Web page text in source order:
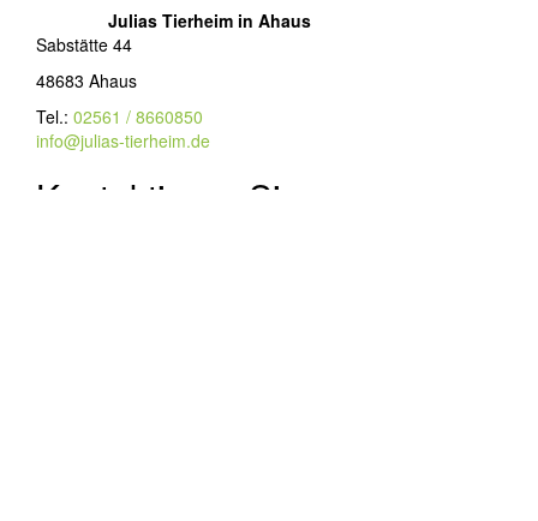
Julias Tierheim in Ahaus
Sabstätte 44
48683 Ahaus
Tel.: 02561 / 8660850
info@julias-tierheim.de
Kontaktieren Sie uns